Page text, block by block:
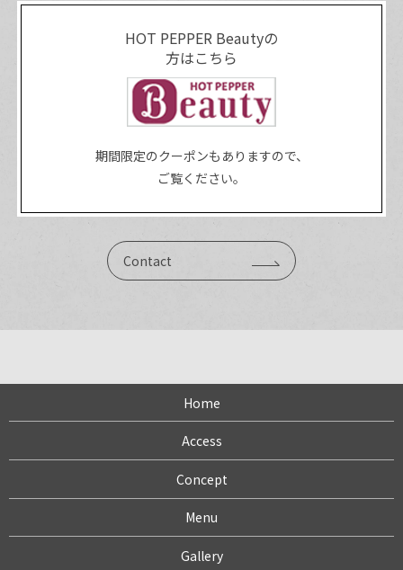
HOT PEPPER Beautyの
方はこちら
期間限定のクーポンもありますので、
ご覧ください。
Contact
Home
Access
Concept
Menu
Gallery